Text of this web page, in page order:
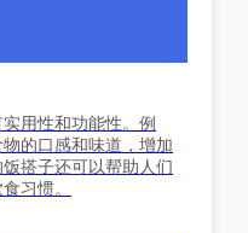
用性和功能性。例
的口感和味道，增加
搭子还可以帮助人们
习惯。